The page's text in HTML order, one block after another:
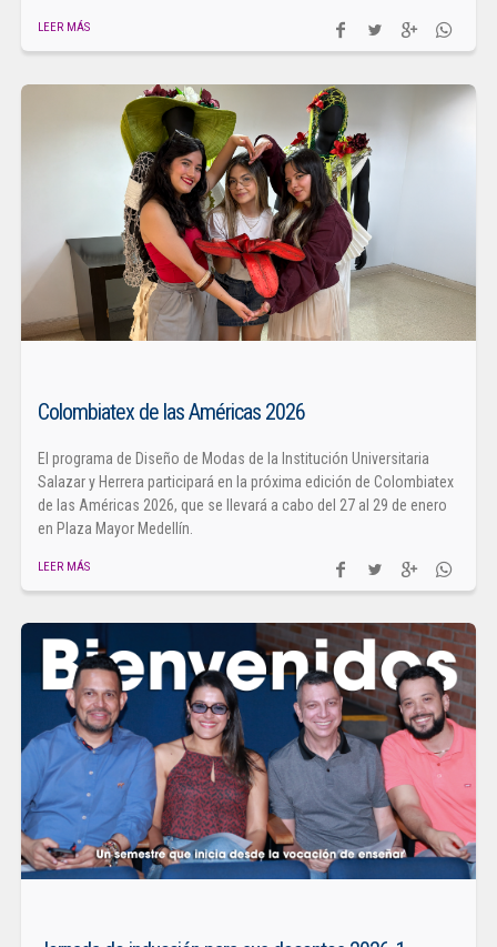
LEER MÁS
Colombiatex de las Américas 2026
El programa de Diseño de Modas de la Institución Universitaria
Salazar y Herrera participará en la próxima edición de Colombiatex
de las Américas 2026, que se llevará a cabo del 27 al 29 de enero
en Plaza Mayor Medellín.
LEER MÁS